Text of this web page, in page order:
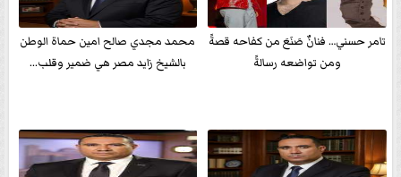
تامر حسني… فنانٌ صَنَعَ من كفاحه قصةً
ومن تواضعه رسالةً
محمد مجدي صالح امين حماة الوطن
بالشيخ زايد مصر هي ضمير وقلب...